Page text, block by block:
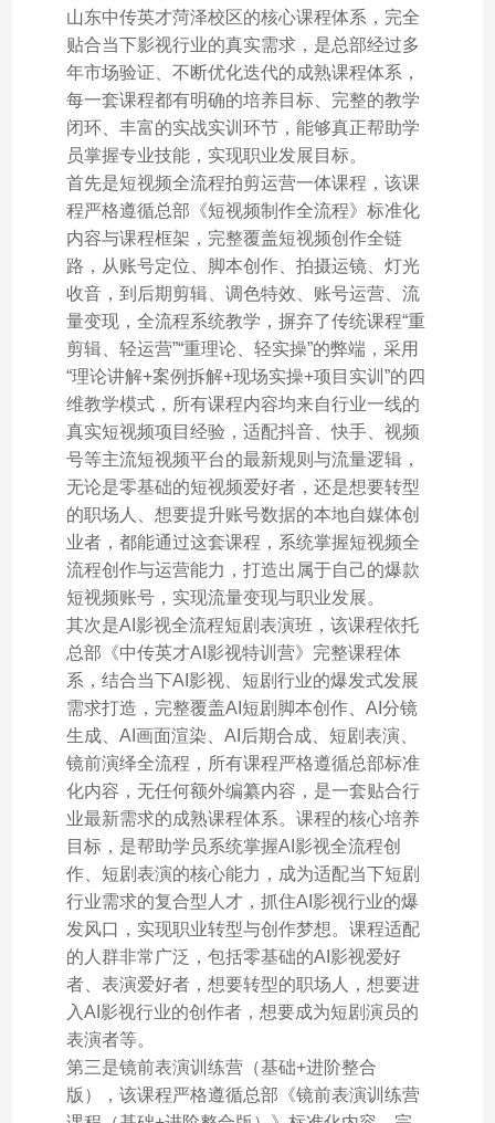
山东中传英才菏泽校区的核心课程体系，完全
贴合当下影视行业的真实需求，是总部经过多
年市场验证、不断优化迭代的成熟课程体系，
每一套课程都有明确的培养目标、完整的教学
闭环、丰富的实战实训环节，能够真正帮助学
员掌握专业技能，实现职业发展目标。
首先是短视频全流程拍剪运营一体课程，该课
程严格遵循总部《短视频制作全流程》标准化
内容与课程框架，完整覆盖短视频创作全链
路，从账号定位、脚本创作、拍摄运镜、灯光
收音，到后期剪辑、调色特效、账号运营、流
量变现，全流程系统教学，摒弃了传统课程“重
剪辑、轻运营”“重理论、轻实操”的弊端，采用
“理论讲解+案例拆解+现场实操+项目实训”的四
维教学模式，所有课程内容均来自行业一线的
真实短视频项目经验，适配抖音、快手、视频
号等主流短视频平台的最新规则与流量逻辑，
无论是零基础的短视频爱好者，还是想要转型
的职场人、想要提升账号数据的本地自媒体创
业者，都能通过这套课程，系统掌握短视频全
流程创作与运营能力，打造出属于自己的爆款
短视频账号，实现流量变现与职业发展。
其次是AI影视全流程短剧表演班，该课程依托
总部《中传英才AI影视特训营》完整课程体
系，结合当下AI影视、短剧行业的爆发式发展
需求打造，完整覆盖AI短剧脚本创作、AI分镜
生成、AI画面渲染、AI后期合成、短剧表演、
镜前演绎全流程，所有课程严格遵循总部标准
化内容，无任何额外编纂内容，是一套贴合行
业最新需求的成熟课程体系。课程的核心培养
目标，是帮助学员系统掌握AI影视全流程创
作、短剧表演的核心能力，成为适配当下短剧
行业需求的复合型人才，抓住AI影视行业的爆
发风口，实现职业转型与创作梦想。课程适配
的人群非常广泛，包括零基础的AI影视爱好
者、表演爱好者，想要转型的职场人，想要进
入AI影视行业的创作者，想要成为短剧演员的
表演者等。
第三是镜前表演训练营（基础+进阶整合
版），该课程严格遵循总部《镜前表演训练营